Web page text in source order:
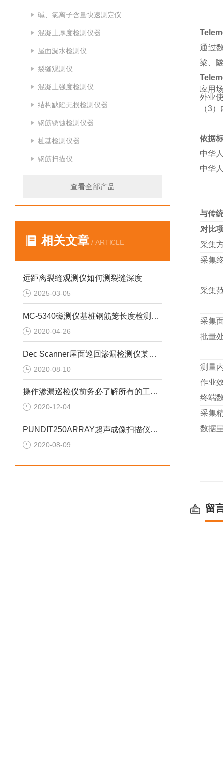
碱、氯离子含量快速测定仪
混凝土厚度检测仪器
屋面漏水检测仪
裂缝观测仪
混凝土强度检测仪
结构缺陷无损检测仪器
钢筋锈蚀检测仪器
桩基检测仪器
钢筋扫描仪
查看全部产品
相关文章 / ARTICLE
远距离裂缝观测仪如何测裂缝深度
2025-03-05
MC-5340磁测仪基桩钢筋笼长度检测技术
2020-04-26
Dec Scanner屋面巡回渗漏检测仪某加固公司仪器交货培训工作
2020-08-10
操作渗漏巡检仪前务必了解所有的工作原理
2020-12-04
PUNDIT250ARRAY超声成像扫描仪现场技术交流工作
2020-08-09
通过
梁、
应用
外业
（3
依据
中华
中华
与传
对比
采集
采集
采集
采集
批量
测量
作业
终端
采集
数据
留